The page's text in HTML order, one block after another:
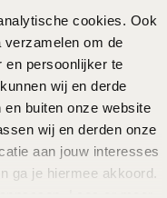
cookies. Ook
om de
en persoonlijker te
wij en derde
en buiten onze website
wij en derden onze
aan jouw interesses
ga je hiermee akkoord.